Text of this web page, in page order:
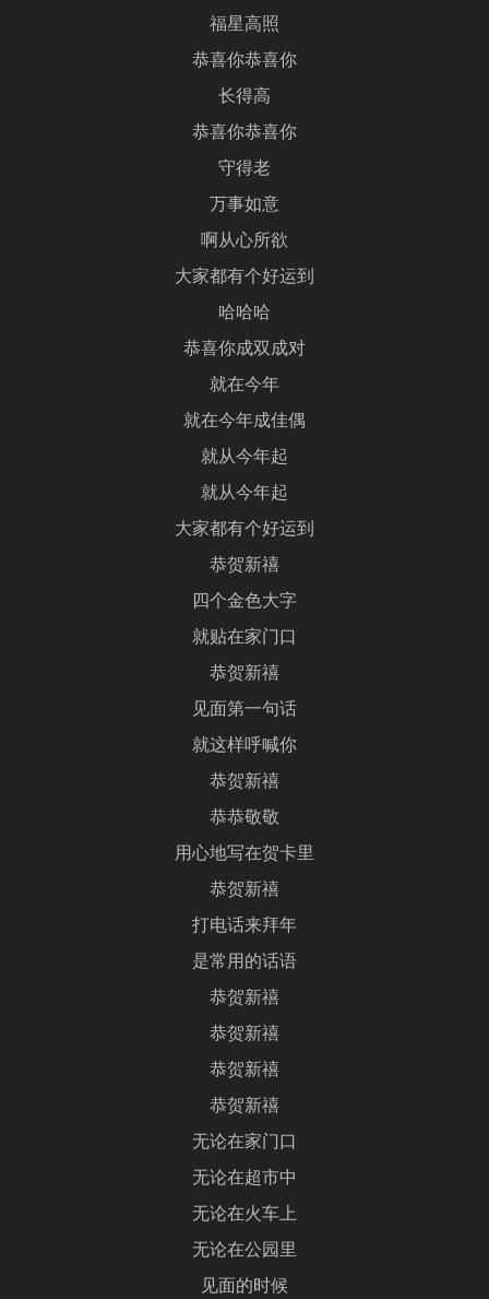
福星高照
恭喜你恭喜你
长得高
恭喜你恭喜你
守得老
万事如意
啊从心所欲
大家都有个好运到
哈哈哈
恭喜你成双成对
就在今年
就在今年成佳偶
就从今年起
就从今年起
大家都有个好运到
恭贺新禧
四个金色大字
就贴在家门口
恭贺新禧
见面第一句话
就这样呼喊你
恭贺新禧
恭恭敬敬
用心地写在贺卡里
恭贺新禧
打电话来拜年
是常用的话语
恭贺新禧
恭贺新禧
恭贺新禧
恭贺新禧
无论在家门口
无论在超市中
无论在火车上
无论在公园里
见面的时候